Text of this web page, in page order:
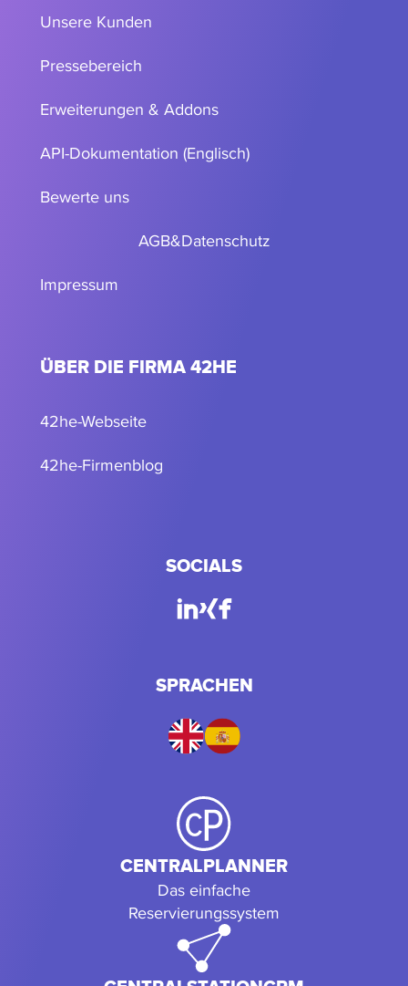
Unsere Kunden
Pressebereich
Erweiterungen & Addons
API-Dokumentation (Englisch)
Bewerte uns
AGB&Datenschutz
Impressum
ÜBER DIE FIRMA 42HE
42he-Webseite
42he-Firmenblog
SOCIALS
SPRACHEN
CENTRALPLANNER
Das einfache
Reservierungssystem